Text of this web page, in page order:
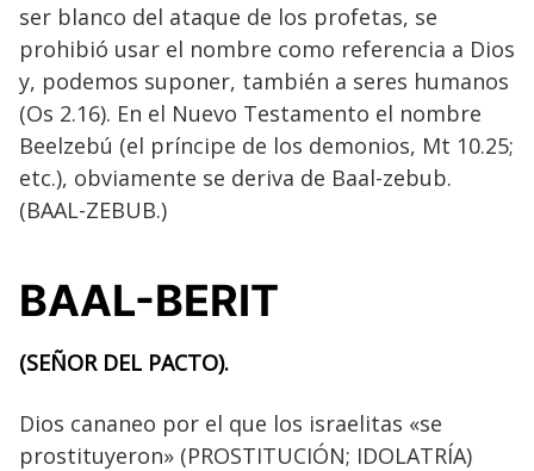
ser blanco del ataque de los profetas, se
prohibió usar el nombre como referencia a Dios
y, podemos suponer, también a seres humanos
(Os 2.16). En el Nuevo Testamento el nombre
Beelzebú (el príncipe de los demonios, Mt 10.25;
etc.), obviamente se deriva de Baal-zebub.
(BAAL-ZEBUB.)
BAAL-BERIT
(SEÑOR DEL PACTO).
Dios cananeo por el que los israelitas «se
prostituyeron» (PROSTITUCIÓN; IDOLATRÍA)